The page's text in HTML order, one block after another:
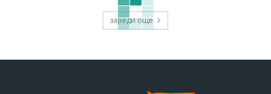
зареди още